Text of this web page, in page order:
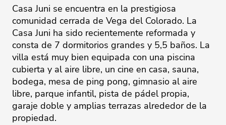
Casa Juni se encuentra en la prestigiosa
comunidad cerrada de Vega del Colorado. La
Casa Juni ha sido recientemente reformada y
consta de 7 dormitorios grandes y 5,5 baños. La
villa está muy bien equipada con una piscina
cubierta y al aire libre, un cine en casa, sauna,
bodega, mesa de ping pong, gimnasio al aire
libre, parque infantil, pista de pádel propia,
garaje doble y amplias terrazas alrededor de la
propiedad.